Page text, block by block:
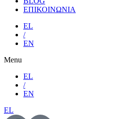
ΕΠΙΚΟΙΝΩΝΙΑ
EL
/
EN
Menu
EL
/
EN
EL